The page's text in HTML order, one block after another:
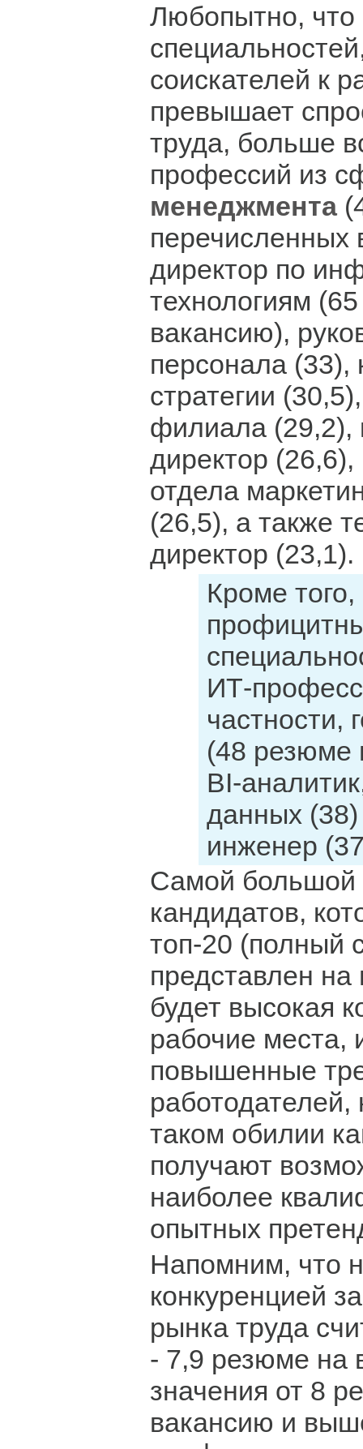
Любопытно, что
соискателей к
превышает
труда, больше
профессий из
менеджмента
перечисленных
директор по
технологиям
вакансию),
персонала (33),
стратегии
филиала (29,2),
директор (26,6),
отдела
(26,5), а также
директор (23,1).
Кроме
ИТ-
частности,
(48 резюме
BI-
данных
инженер
Самой большой
кандидатов,
топ-20 (полный
представлен
будет высокая
рабочие места,
повышенные
работодателей,
таком обилии
получают
наиболее
опытных
Напомним, что
конкуренцией
рынка труда
- 7,9 резюме на
значения от 8
вакансию и